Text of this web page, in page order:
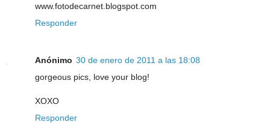
www.fotodecarnet.blogspot.com
Responder
Anónimo 30 de enero de 2011 a las 18:08
gorgeous pics, love your blog!
XOXO
Responder